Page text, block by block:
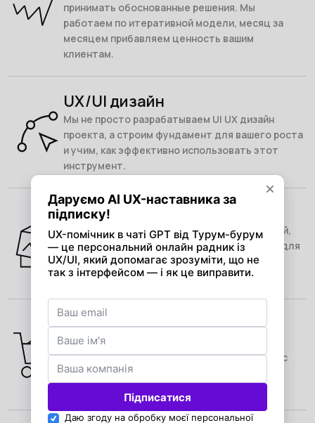
принимать обоснованные решения. Мы
работаем по итеративной модели, месяц за
месяцем прибавляем ценность вашим
клиентам.
UX/UI дизайн
Мы не просто разрабатываем UI UX дизайн
проекта, а строим фундамент для вашего роста
и учим, как эффективно использовать этот
инструмент.
UX аудит
Понимание пользователей, их потребностей,
ожиданий и поведения является ключевым для
создания эффективных и удобных digital
проектов.
Дизайн для eCommerce
Наш основной фокус с первого дня
существования, мы съели собаку на работе с
eCommerce проектами, о чем говорит наше